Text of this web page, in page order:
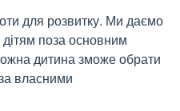
для розвитку. Ми даємо
поза основним
дитина зможе обрати
власними